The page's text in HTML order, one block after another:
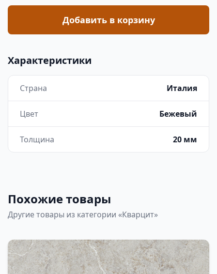
Добавить в корзину
Характеристики
Страна Италия
Цвет Бежевый
Толщина 20 мм
Похожие товары
Другие товары из категории «Кварцит»